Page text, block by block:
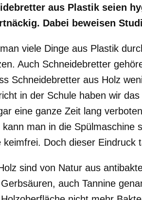
aus Plastik seien
Dabei beweisen
viele Dinge aus Plastik
Auch Schneidebretter
Schneidebretter aus Holz
in der Schule haben wir
eine ganze Zeit lang
man in die Spülmaschine
Doch dieser Eindruck
sind von Natur aus
auch Tannine